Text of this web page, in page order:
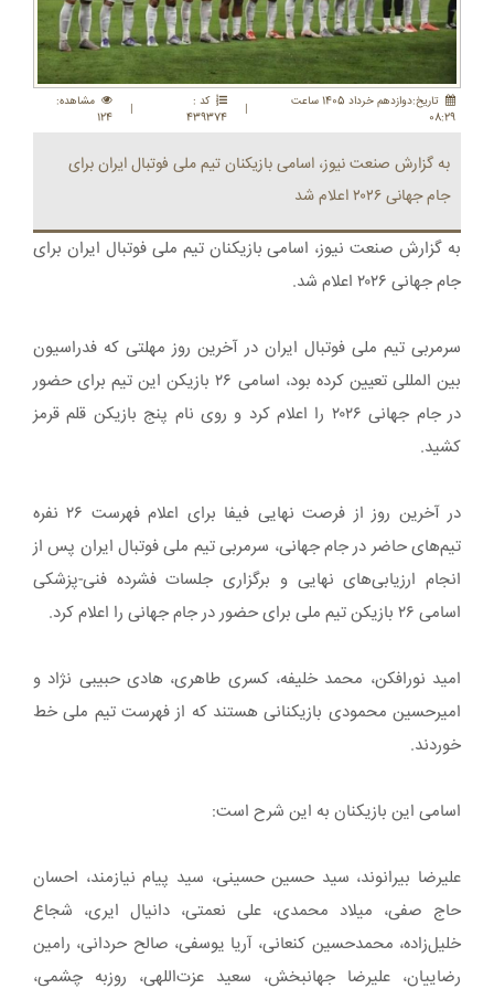
تاريخ:دوازدهم خرداد 1405 ساعت
08:29
|
کد :
439374
|
مشاهده:
124
به گزارش صنعت نیوز، اسامی بازیکنان تیم ملی فوتبال ایران برای
جام جهانی ۲۰۲۶ اعلام شد
به گزارش صنعت نیوز، اسامی بازیکنان تیم ملی فوتبال ایران برای
جام جهانی ۲۰۲۶ اعلام شد.
سرمربی تیم ملی فوتبال ایران در آخرین روز مهلتی که فدراسیون
بین المللی تعیین کرده بود، اسامی ۲۶ بازیکن این ‏تیم برای حضور
در جام جهانی ۲۰۲۶ را اعلام کرد و روی نام پنج بازیکن قلم قرمز
کشید‎.‎
در آخرین روز از فرصت نهایی فیفا برای اعلام فهرست ۲۶ نفره
تیم‌های حاضر در جام جهانی، ‏سرمربی تیم ملی فوتبال ایران پس از
انجام ارزیابی‌های نهایی و برگزاری جلسات فشرده فنی-پزشکی
اسامی ۲۶ ‏بازیکن تیم ملی برای حضور در جام جهانی را اعلام کرد‎.‎
امید نورافکن، محمد خلیفه، کسری طاهری، هادی حبیبی نژاد و
امیرحسین محمودی بازیکنانی هستند که از ‏فهرست تیم ملی خط
خوردند‎.‎
اسامی این بازیکنان به این شرح است‎:‎
علیرضا بیرانوند، سید حسین حسینی، سید پیام نیازمند، احسان
حاج صفی، میلاد محمدی، علی نعمتی، دانیال ‏ایری، شجاع
خلیل‌زاده، محمدحسین کنعانی، آریا یوسفی، صالح حردانی، رامین
رضاییان، علیرضا جهانبخش، سعید ‏عزت‌اللهی، روزبه چشمی،